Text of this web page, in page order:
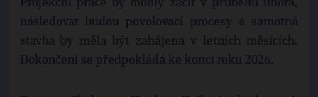
Projekční práce by mohly začít v průběhu února,
následovat budou povolovací procesy a samotná
stavba by měla být zahájena v letních měsících.
Dokončení se předpokládá ke konci roku 2026.